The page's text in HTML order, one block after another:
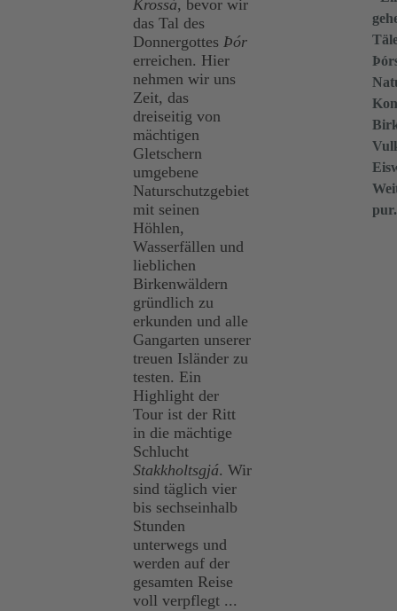
Krossá, bevor wir
das Tal des
Donnergottes Þór
erreichen. Hier
nehmen wir uns
Zeit, das
dreiseitig von
mächtigen
Gletschern
umgebene
Naturschutzgebiet
mit seinen
Höhlen,
Wasserfällen und
lieblichen
Birkenwäldern
gründlich zu
erkunden und alle
Gangarten unserer
treuen Isländer zu
testen. Ein
Highlight der
Tour ist der Ritt
in die mächtige
Schlucht
Stakkholtsgjá. Wir
sind täglich vier
bis sechseinhalb
Stunden
unterwegs und
werden auf der
gesamten Reise
voll verpflegt ...